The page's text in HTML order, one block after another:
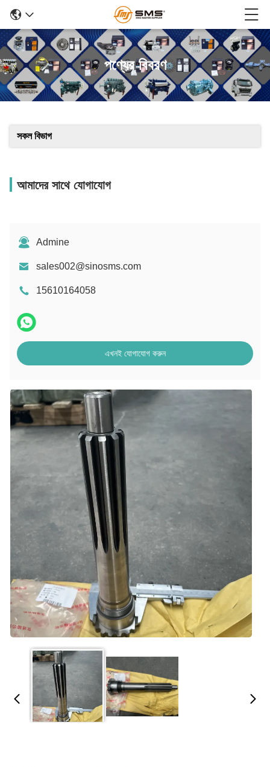
পণ্যের বিবরণ
সকল বিভাগ
আমাদের সাথে যোগাযোগ
Admine
sales002@sinosms.com
15610164058
এখনই যোগাযোগ করুন